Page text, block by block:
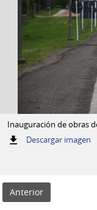
Inauguración de obras
Descargar imagen:
Anterior